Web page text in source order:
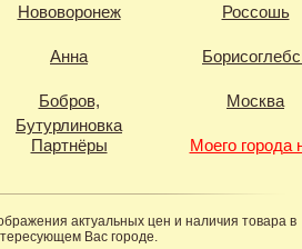
Нововоронеж Россошь
Анна
Бобров,
Бутурлиновка
Москва
Партнёры Моего города
актуальных цен и наличия товара в
Вас городе.
ценность на 100 г